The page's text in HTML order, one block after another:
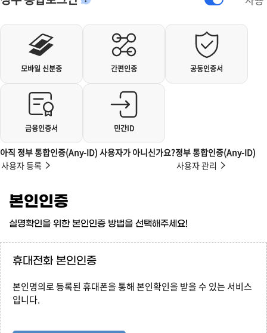
안내
아직 정부 통합인증(Any-ID) 사용자가 아니신가요?
사용자 등록
정부 통합인증(Any-ID)
사용자 관리
개인사용자 로그인
모바일 신분증 간편인증 공동인증서
금융인증서 민간ID
본인인증
실명확인을 위한 본인인증 방법을 선택해주세요!
휴대전화 본인인증
본인명의로 등록된 휴대폰을 통해 본인확인을 받을 수 있는 서비스
입니다.